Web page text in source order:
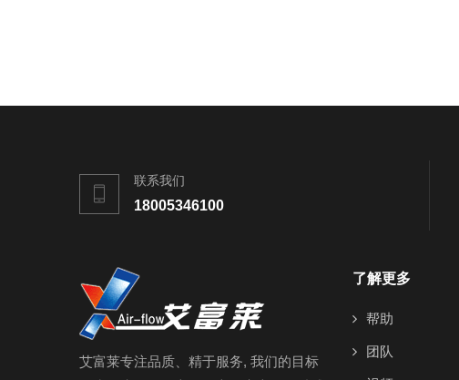
联系我们
18005346100
艾富莱专注品质、精于服务, 我们的目标
了解更多
帮助
团队